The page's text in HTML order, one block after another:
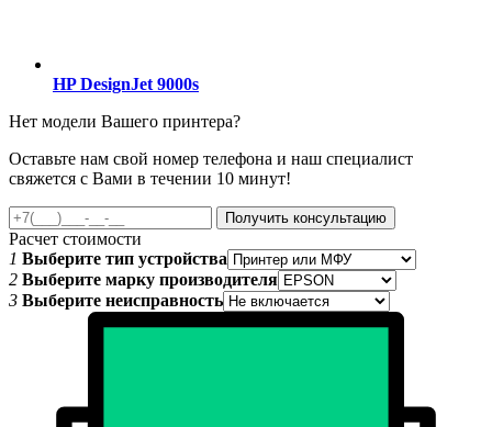
HP DesignJet 9000s
Нет модели Вашего принтера?
Оставьте нам свой номер телефона и наш специалист
свяжется с Вами в течении 10 минут!
Получить консультацию
Расчет стоимости
1 Выберите тип устройства
2 Выберите марку производителя
3 Выберите неисправность